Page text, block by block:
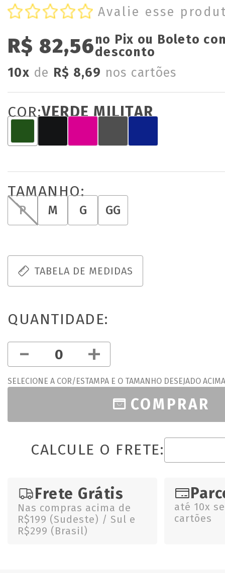
Avalie esse
R$ 82,56no Pix ou Boleto
desconto
10x de R$ 8,69 nos cartões
COR:VERDE MILITAR
TAMANHO:
P M G GG
TABELA DE MEDIDAS
QUANTIDADE:
- +
SELECIONE A COR/ESTAMPA E O TAMANHO DESEJADO ACIMA
COMPRAR
CALCULE O FRETE:
Frete Grátis
Nas compras acima de
R$199 (Sudeste) / Sul e
R$299 (Brasil)
até 10x
cartões